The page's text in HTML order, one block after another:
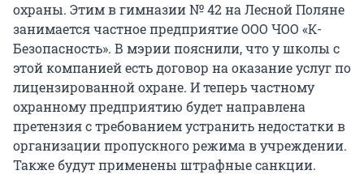
охраны. Этим в гимназии № 42 на Лесной Поляне
занимается частное предприятие ООО ЧОО «К-
Безопасность». В мэрии пояснили, что у школы с
этой компанией есть договор на оказание услуг по
лицензированной охране. И теперь частному
охранному предприятию будет направлена
претензия с требованием устранить недостатки в
организации пропускного режима в учреждении.
Также будут применены штрафные санкции.